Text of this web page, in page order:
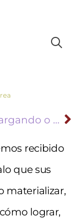
Criar Cargando o Criar Sosteniendo
recibido
que sus
materializar,
lograr,